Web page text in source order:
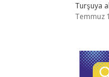
Turşuya
Temmuz